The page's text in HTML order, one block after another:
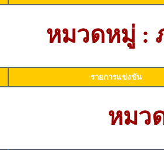
หมวดหมู่ :
รายการแข่งขัน
หมว